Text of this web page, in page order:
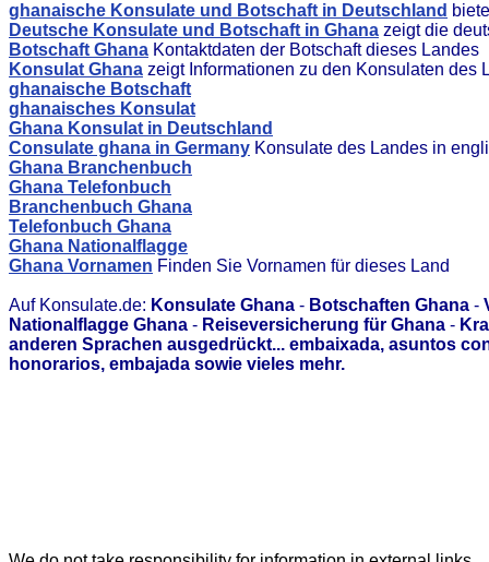
ghanaische Konsulate und Botschaft in Deutschland
Deutsche Konsulate und Botschaft in Ghana zeigt die
Botschaft Ghana Kontaktdaten der Botschaft dieses Landes
Konsulat Ghana zeigt Informationen zu den Konsulaten des
ghanaische Botschaft
ghanaisches Konsulat
Ghana Konsulat in Deutschland
Consulate ghana in Germany Konsulate des Landes in
Ghana Branchenbuch
Ghana Telefonbuch
Branchenbuch Ghana
Telefonbuch Ghana
Ghana Nationalflagge
Ghana Vornamen Finden Sie Vornamen für dieses Land
Auf Konsulate.de: Konsulate Ghana - Botschaften Ghana -
Nationalflagge Ghana - Reiseversicherung für Ghana -
anderen Sprachen ausgedrückt... embaixada, asuntos
honorarios, embajada sowie vieles mehr.